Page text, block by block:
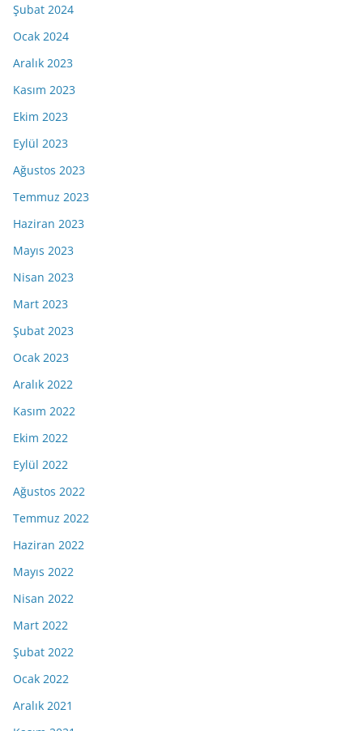
Şubat 2024
Ocak 2024
Aralık 2023
Kasım 2023
Ekim 2023
Eylül 2023
Ağustos 2023
Temmuz 2023
Haziran 2023
Mayıs 2023
Nisan 2023
Mart 2023
Şubat 2023
Ocak 2023
Aralık 2022
Kasım 2022
Ekim 2022
Eylül 2022
Ağustos 2022
Temmuz 2022
Haziran 2022
Mayıs 2022
Nisan 2022
Mart 2022
Şubat 2022
Ocak 2022
Aralık 2021